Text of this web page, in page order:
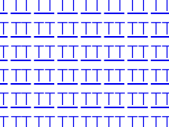
TTTTTTTTTTTT
TTTTTTTTTTTT
TTTTTTTTTTTT
TTTTTTTTTTTT
TTTTTTTTTTTT